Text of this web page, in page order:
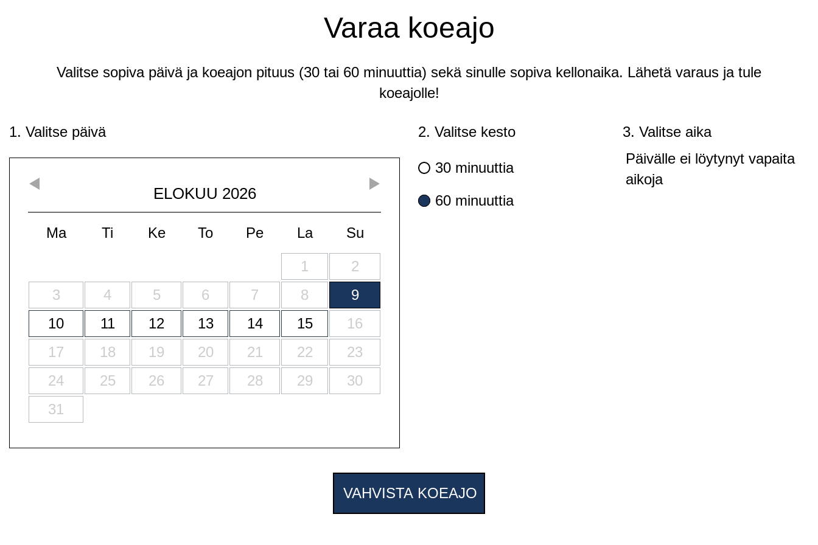
Varaa koeajo
Valitse sopiva päivä ja koeajon pituus (30 tai 60 minuuttia) sekä sinulle sopiva kellonaika. Lähetä varaus ja tule
koeajolle!
1. Valitse päivä
ELOKUU 2026
Ma Ti Ke To Pe La Su
1
2
3
4 5 6 7 8
9
10
11 12 13 14 15
16
17
18 19 20 21 22
23
24
25 26 27 28 29
30
31
2. Valitse kesto
30 minuuttia
60 minuuttia
3. Valitse aika
Päivälle ei löytynyt vapaita
aikoja